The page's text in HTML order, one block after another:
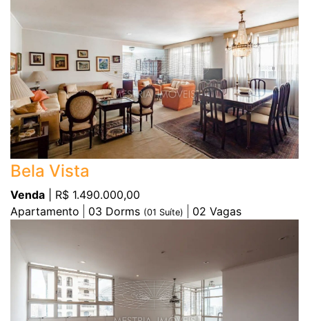
Bela Vista
Venda | R$ 1.490.000,00
Apartamento
03 Dorms (01 Suíte) 02 Vagas